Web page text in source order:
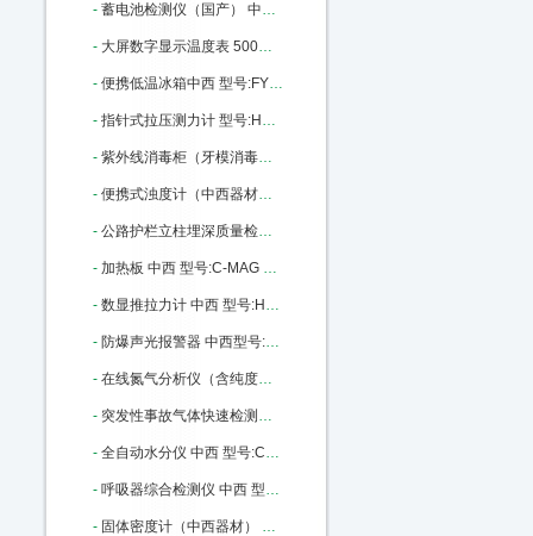
- 蓄电池检测仪（国产） 中西型号:WD31-100库号：M4631
- 大屏数字显示温度表 500度 中西型号:MZ52-XMZ-101库号：M16612
- 便携低温冰箱中西 型号:FY12-FYL-YS-18A库号：M20304
- 指针式拉压测力计 型号:HS39-NK-500库号：M36385
- 紫外线消毒柜（牙模消毒柜）中西 型号:WW08库号：M37601
- 便携式浊度计（中西器材） 型号:TX50-SHYF库号：M163621
- 公路护栏立柱埋深质量检测仪 中西 型号:XA109-JL-GPT（A）库号：M180932
- 加热板 中西 型号:C-MAG HP 10库号：M237400
- 数显推拉力计 中西 型号:HS39-HP-500库号：M282882
- 防爆声光报警器 中西型号:XQ02-BBJ库号：M309829
- 在线氮气分析仪（含纯度报警）中西 型号:CP08-P860-4N库号：M341919
- 突发性事故气体快速检测箱 中西器材优势 型号:BB27-DJC-2库号：M346322
- 全自动水分仪 中西 型号:CY07-YX-WK/SF7330库号：M365371
- 呼吸器综合检测仪 中西 型号:JT61 -HX-III库号：M371534
- 固体密度计（中西器材） 中西型号:QL03/GH-120D库号：M390715